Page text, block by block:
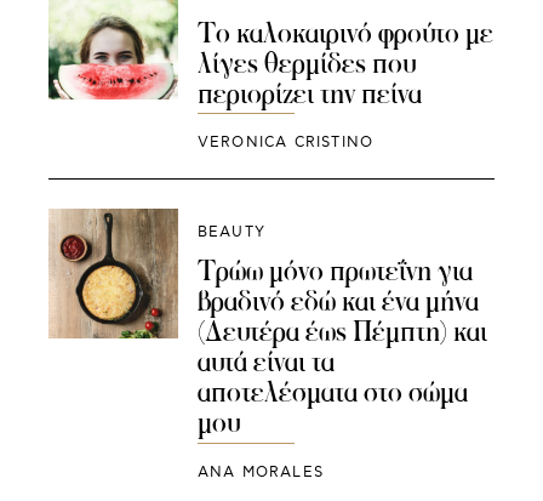
Το καλοκαιρινό φρούτο με
λίγες θερμίδες που
περιορίζει την πείνα
VERONICA CRISTINO
BEAUTY
Τρώω μόνο πρωτεΐνη για
βραδινό εδώ και ένα μήνα
(Δευτέρα έως Πέμπτη) και
αυτά είναι τα
αποτελέσματα στο σώμα
μου
ANA MORALES